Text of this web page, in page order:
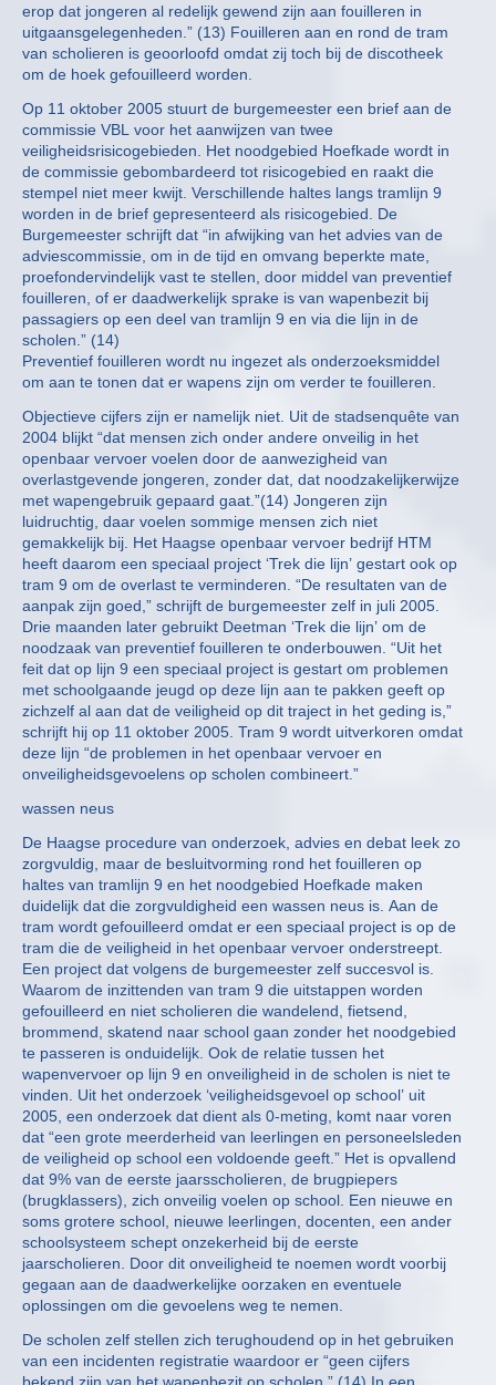
erop dat jongeren al redelijk gewend zijn aan fouilleren in
uitgaansgelegenheden.” (13) Fouilleren aan en rond de tram
van scholieren is geoorloofd omdat zij toch bij de discotheek
om de hoek gefouilleerd worden.
Op 11 oktober 2005 stuurt de burgemeester een brief aan de
commissie VBL voor het aanwijzen van twee
veiligheidsrisicogebieden. Het noodgebied Hoefkade wordt in
de commissie gebombardeerd tot risicogebied en raakt die
stempel niet meer kwijt. Verschillende haltes langs tramlijn 9
worden in de brief gepresenteerd als risicogebied. De
Burgemeester schrijft dat “in afwijking van het advies van de
adviescommissie, om in de tijd en omvang beperkte mate,
proefondervindelijk vast te stellen, door middel van preventief
fouilleren, of er daadwerkelijk sprake is van wapenbezit bij
passagiers op een deel van tramlijn 9 en via die lijn in de
scholen.” (14)
Preventief fouilleren wordt nu ingezet als onderzoeksmiddel
om aan te tonen dat er wapens zijn om verder te fouilleren.
Objectieve cijfers zijn er namelijk niet. Uit de stadsenquête van
2004 blijkt “dat mensen zich onder andere onveilig in het
openbaar vervoer voelen door de aanwezigheid van
overlastgevende jongeren, zonder dat, dat noodzakelijkerwijze
met wapengebruik gepaard gaat.”(14) Jongeren zijn
luidruchtig, daar voelen sommige mensen zich niet
gemakkelijk bij. Het Haagse openbaar vervoer bedrijf HTM
heeft daarom een speciaal project ‘Trek die lijn’ gestart ook op
tram 9 om de overlast te verminderen. “De resultaten van de
aanpak zijn goed,” schrijft de burgemeester zelf in juli 2005.
Drie maanden later gebruikt Deetman ‘Trek die lijn’ om de
noodzaak van preventief fouilleren te onderbouwen. “Uit het
feit dat op lijn 9 een speciaal project is gestart om problemen
met schoolgaande jeugd op deze lijn aan te pakken geeft op
zichzelf al aan dat de veiligheid op dit traject in het geding is,”
schrijft hij op 11 oktober 2005. Tram 9 wordt uitverkoren omdat
deze lijn “de problemen in het openbaar vervoer en
onveiligheidsgevoelens op scholen combineert.”
wassen neus
De Haagse procedure van onderzoek, advies en debat leek zo
zorgvuldig, maar de besluitvorming rond het fouilleren op
haltes van tramlijn 9 en het noodgebied Hoefkade maken
duidelijk dat die zorgvuldigheid een wassen neus is. Aan de
tram wordt gefouilleerd omdat er een speciaal project is op de
tram die de veiligheid in het openbaar vervoer onderstreept.
Een project dat volgens de burgemeester zelf succesvol is.
Waarom de inzittenden van tram 9 die uitstappen worden
gefouilleerd en niet scholieren die wandelend, fietsend,
brommend, skatend naar school gaan zonder het noodgebied
te passeren is onduidelijk. Ook de relatie tussen het
wapenvervoer op lijn 9 en onveiligheid in de scholen is niet te
vinden. Uit het onderzoek ‘veiligheidsgevoel op school’ uit
2005, een onderzoek dat dient als 0-meting, komt naar voren
dat “een grote meerderheid van leerlingen en personeelsleden
de veiligheid op school een voldoende geeft.” Het is opvallend
dat 9% van de eerste jaarsscholieren, de brugpiepers
(brugklassers), zich onveilig voelen op school. Een nieuwe en
soms grotere school, nieuwe leerlingen, docenten, een ander
schoolsysteem schept onzekerheid bij de eerste
jaarscholieren. Door dit onveiligheid te noemen wordt voorbij
gegaan aan de daadwerkelijke oorzaken en eventuele
oplossingen om die gevoelens weg te nemen.
De scholen zelf stellen zich terughoudend op in het gebruiken
van een incidenten registratie waardoor er “geen cijfers